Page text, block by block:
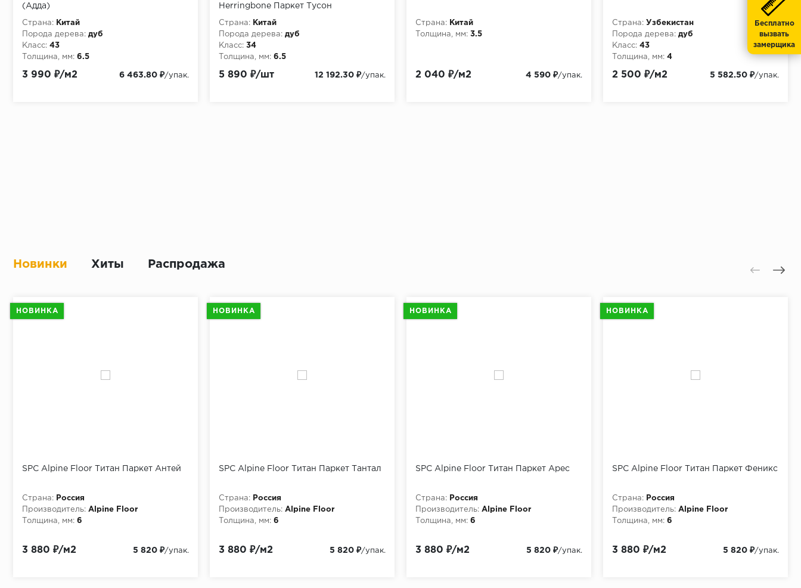
(Адда)
Страна:
Китай
Порода дерева: дуб
Класс: 43
Толщина, мм: 6.5
3 990 ₽/м2 6 463.80 ₽/упак.
Herringbone Паркет Тусон
Страна:
Китай
Порода дерева: дуб
Класс: 34
Толщина, мм: 6.5
5 890 ₽/шт 12 192.30 ₽/упак.
Страна:
Китай
Толщина, мм: 3.5
2 040 ₽/м2 4 590 ₽/упак.
Страна: Узбекистан
Порода дерева: дуб
Класс: 43
Толщина, мм: 4
2 500 ₽/м2 5 582.50 ₽/упак.
Новинки Хиты Распродажа
НОВИНКА
SPC Alpine Floor Титан Паркет Антей
Страна:
Россия
Производитель: Alpine Floor
Толщина, мм: 6
3 880 ₽/м2 5 820 ₽/упак.
НОВИНКА
SPC Alpine Floor Титан Паркет Тантал
Страна:
Россия
Производитель: Alpine Floor
Толщина, мм: 6
3 880 ₽/м2 5 820 ₽/упак.
НОВИНКА
SPC Alpine Floor Титан Паркет Арес
Страна:
Россия
Производитель: Alpine Floor
Толщина, мм: 6
3 880 ₽/м2 5 820 ₽/упак.
НОВИНКА
SPC Alpine Floor Титан Паркет Феникс
Страна:
Россия
Производитель: Alpine Floor
Толщина, мм: 6
3 880 ₽/м2 5 820 ₽/упак.
Бесплатно
вызвать
замерщика